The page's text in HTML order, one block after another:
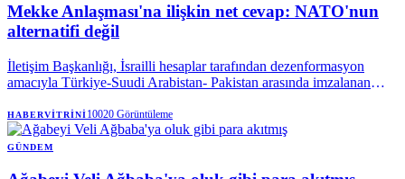
Mekke Anlaşması'na ilişkin net cevap: NATO'nun
alternatifi değil
İletişim Başkanlığı, İsrailli hesaplar tarafından dezenformasyon
amacıyla Türkiye-Suudi Arabistan- Pakistan arasında imzalanan
Anlaşması'nın NATO'nun 5. maddesi ile çeliştiği iddiaları
reddedilirken, söz konusu ittifakın NATO'ya bir alternatif olmadığı
vurgulandı.
HABERVITRINI10020 Görüntüleme
GÜNDEM